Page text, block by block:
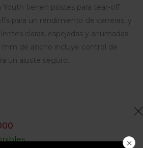
Youth tienen postes para tear-off
para un rendimiento de carreras, y
claras, espejadas y ahumadas.
mm de ancho incluye control de
un ajuste seguro.